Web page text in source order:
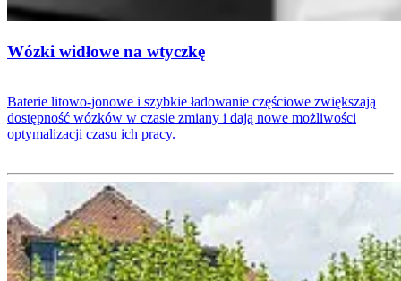
Wózki widłowe na wtyczkę
Baterie litowo-jonowe i szybkie ładowanie częściowe zwiększają
dostępność wózków w czasie zmiany i dają nowe możliwości
optymalizacji czasu ich pracy.